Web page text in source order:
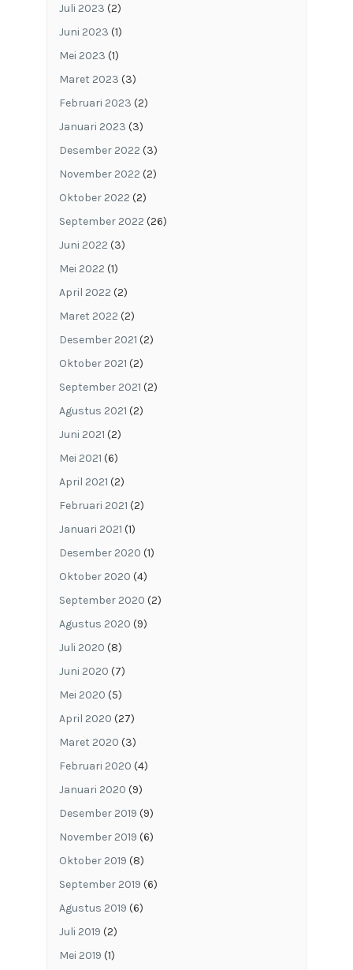
Juli 2023 (2)
Juni 2023 (1)
Mei 2023 (1)
Maret 2023 (3)
Februari 2023 (2)
Januari 2023 (3)
Desember 2022 (3)
November 2022 (2)
Oktober 2022 (2)
September 2022 (26)
Juni 2022 (3)
Mei 2022 (1)
April 2022 (2)
Maret 2022 (2)
Desember 2021 (2)
Oktober 2021 (2)
September 2021 (2)
Agustus 2021 (2)
Juni 2021 (2)
Mei 2021 (6)
April 2021 (2)
Februari 2021 (2)
Januari 2021 (1)
Desember 2020 (1)
Oktober 2020 (4)
September 2020 (2)
Agustus 2020 (9)
Juli 2020 (8)
Juni 2020 (7)
Mei 2020 (5)
April 2020 (27)
Maret 2020 (3)
Februari 2020 (4)
Januari 2020 (9)
Desember 2019 (9)
November 2019 (6)
Oktober 2019 (8)
September 2019 (6)
Agustus 2019 (6)
Juli 2019 (2)
Mei 2019 (1)